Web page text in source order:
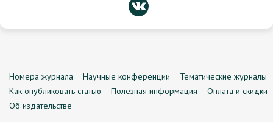
Номера журнала Научные конференции
Тематические журналы
Как опубликовать статью
Полезная информация
Оплата и скидки
Об издательстве